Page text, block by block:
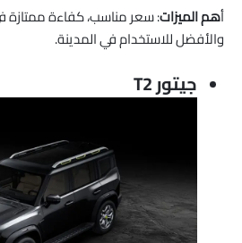
أهم الميزات: سعر مناسب، كفاءة ممتازة
والأفضل للاستخدام في المدينة.
جيتور T2